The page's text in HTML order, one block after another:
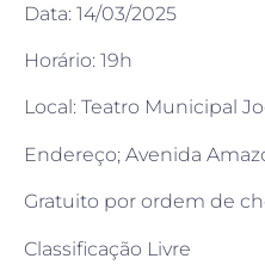
Data: 14/03/2025
Horário: 19h
Local: Teatro Municipal
Endereço; Avenida
Gratuito por ordem de
Classificação Livre